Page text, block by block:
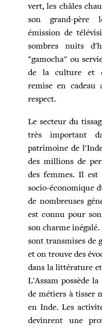
vert, les châles
son grand-père
émission de
sombres nuits
"gamocha" ou
de la culture et
remise en
respect.
Le secteur du
très important
patrimoine de
des millions de
des femmes. Il
socio-économique
de nombreuses
est connu pour
son charme
sont transmises de
et on trouve des
dans la littérature
L'Assam possède
de métiers à tisser
en Inde. Les
devinrent une